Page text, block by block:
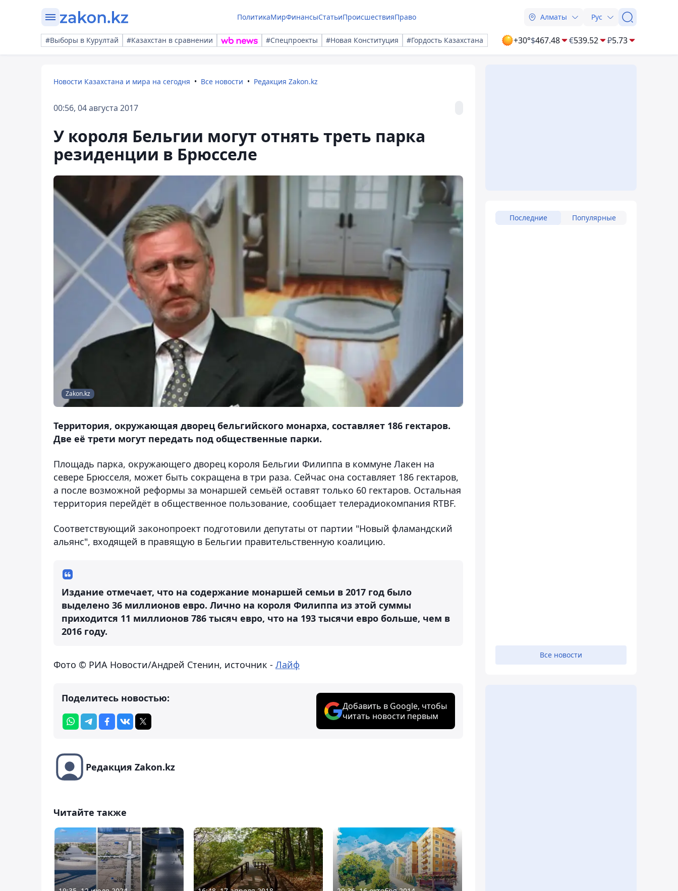
ПолитикаМирФинансыСтатьиПроисшествияПраво Алматы Рус
#Выборы в Курултай #Казахстан в сравнении #Спецпроекты #Новая Конституция #Гордость Казахстана +30°$467.48 €539.52 ₽5.73
Новости Казахстана и мира на сегодня Все новости Редакция Zakon.kz
00:56, 04 августа 2017
У короля Бельгии могут отнять треть парка
резиденции в Брюсселе
Zakon.kz
Территория, окружающая дворец бельгийского монарха, составляет 186 гектаров.
Две её трети могут передать под общественные парки.
Площадь парка, окружающего дворец короля Бельгии Филиппа в коммуне Лакен на
севере Брюсселя, может быть сокращена в три раза. Сейчас она составляет 186 гектаров,
а после возможной реформы за монаршей семьёй оставят только 60 гектаров. Остальная
территория перейдёт в общественное пользование, сообщает телерадиокомпания RTBF.
Соответствующий законопроект подготовили депутаты от партии "Новый фламандский
альянс", входящей в правящую в Бельгии правительственную коалицию.
Издание отмечает, что на содержание монаршей семьи в 2017 год было
выделено 36 миллионов евро. Лично на короля Филиппа из этой суммы
приходится 11 миллионов 786 тысяч евро, что на 193 тысячи евро больше, чем в
2016 году.
Фото © РИА Новости/Андрей Стенин, источник - Лайф
Поделитесь новостью:
Добавить в Google, чтобы
читать новости первым
Редакция Zakon.kz
Читайте также
Последние Популярные
Все новости